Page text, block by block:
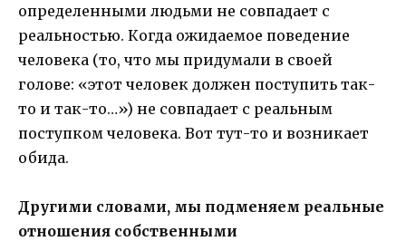
определенными людьми не совпадает с
реальностью. Когда ожидаемое поведение
человека (то, что мы придумали в своей
голове: «этот человек должен поступить так-
то и так-то…») не совпадает с реальным
поступком человека. Вот тут-то и возникает
обида.
Другими словами, мы подменяем реальные
отношения собственными